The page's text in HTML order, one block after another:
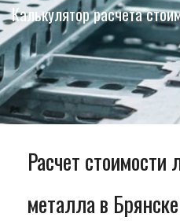
Калькулятор расчета
Расчет стоимости
металла в Брянске